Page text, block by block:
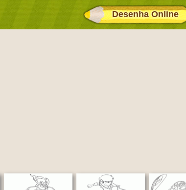
Desenha Online